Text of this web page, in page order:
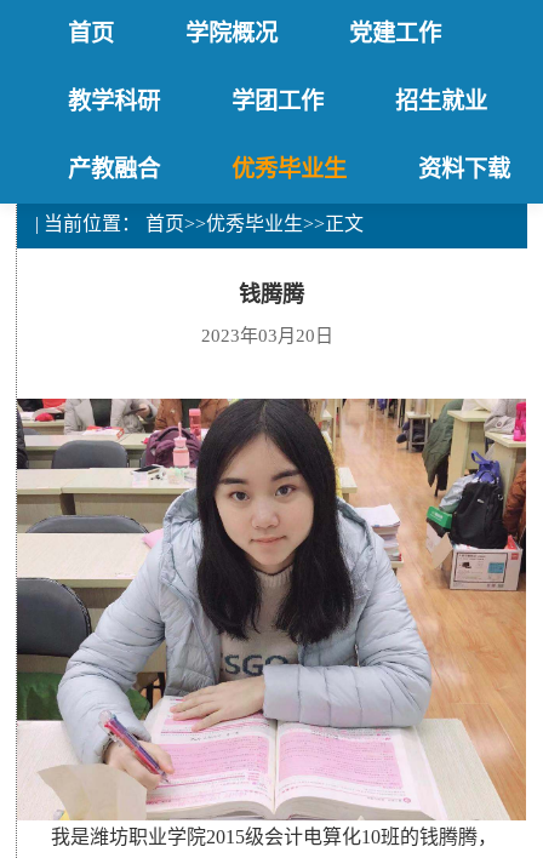
首页 学院概况 党建工作
教学科研 学团工作 招生就业
产教融合 优秀毕业生 资料下载
| 当前位置：首页>>优秀毕业生>>正文
钱腾腾
2023年03月20日
我是潍坊职业学院2015级会计电算化10班的钱腾腾，